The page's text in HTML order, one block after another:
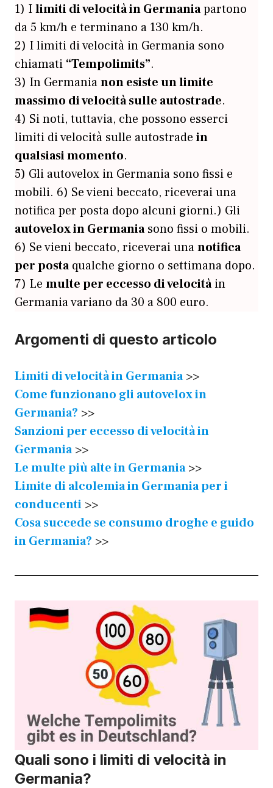
1) Ilimiti di velocità in Germaniapartono
da 5 km/h e terminano a 130 km/h.
2) I limiti di velocità in Germania sono
chiamati “Tempolimits”.
3) In Germanianon esiste un limite
massimo di velocità sulle autostrade.
4) Si noti, tuttavia, che possono esserci
limiti di velocità sulle autostrade in
qualsiasi momento.
5) Gli autovelox in Germania sono fissi e
mobili. 6) Se vieni beccato, riceverai una
notifica per posta dopo alcuni giorni.) Gli
autovelox in Germaniasono fissi o mobili.
6) Se vieni beccato, riceverai unanotifica
per postaqualche giorno o settimana dopo.
7) Le multe per eccesso di velocitàin
Germania variano da 30 a 800 euro.
Argomenti di questo articolo
Limiti di velocità in Germania>>
Come funzionano gli autovelox in
Germania? >>
Sanzioni per eccesso di velocità in
Germania>>
Le multe più alte in Germania>>
Limite di alcolemia in Germania per i
conducenti >>
Cosa succede se consumo droghe e guido
in Germania? >>
Quali sono i limiti di velocità in
Germania?